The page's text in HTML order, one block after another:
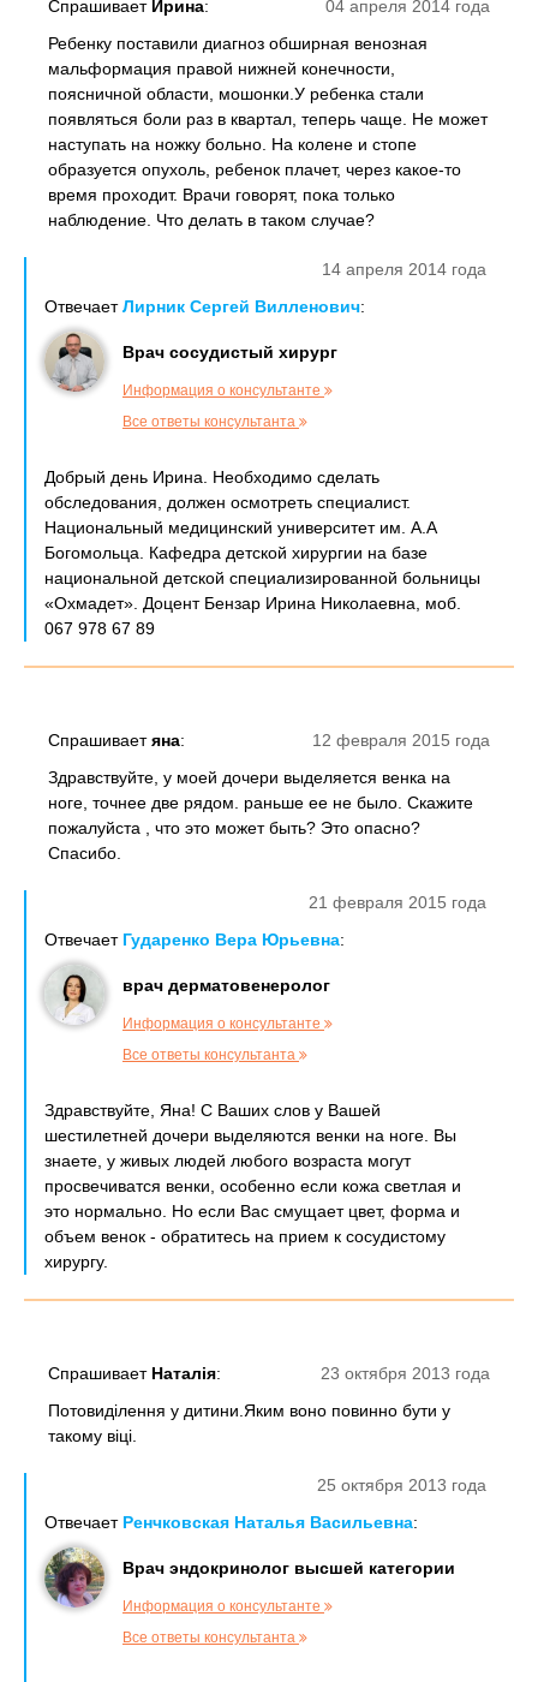
04 апреля 2014 года
Спрашивает Ирина:
Ребенку поставили диагноз обширная венозная
мальформация правой нижней конечности,
поясничной области, мошонки.У ребенка стали
появляться боли раз в квартал, теперь чаще. Не может
наступать на ножку больно. На колене и стопе
образуется опухоль, ребенок плачет, через какое-то
время проходит. Врачи говорят, пока только
наблюдение. Что делать в таком случае?
14 апреля 2014 года
ОтвечаетЛирник Сергей Вилленович:
Врач сосудистый хирург
Информация о консультанте
Все ответы консультанта
Добрый день Ирина. Необходимо сделать
обследования, должен осмотреть специалист.
Национальный медицинский университет им. А.А
Богомольца. Кафедра детской хирургии на базе
национальной детской специализированной больницы
«Охмадет». Доцент Бензар Ирина Николаевна, моб.
067 978 67 89
12 февраля 2015 года
Спрашиваетяна:
Здравствуйте, у моей дочери выделяется венка на
ноге, точнее две рядом. раньше ее не было. Скажите
пожалуйста , что это может быть? Это опасно?
Спасибо.
21 февраля 2015 года
Отвечает Гударенко Вера Юрьевна:
врач дерматовенеролог
Информация о консультанте
Все ответы консультанта
Здравствуйте, Яна! С Ваших слов у Вашей
шестилетней дочери выделяются венки на ноге. Вы
знаете, у живых людей любого возраста могут
просвечиватся венки, особенно если кожа светлая и
это нормально. Но если Вас смущает цвет, форма и
объем венок - обратитесь на прием к сосудистому
хирургу.
23 октября 2013 года
Спрашивает Наталія:
Потовиділення у дитини.Яким воно повинно бути у
такому віці.
25 октября 2013 года
Отвечает Ренчковская Наталья Васильевна:
Врач эндокринолог высшей категории
Информация о консультанте
Все ответы консультанта